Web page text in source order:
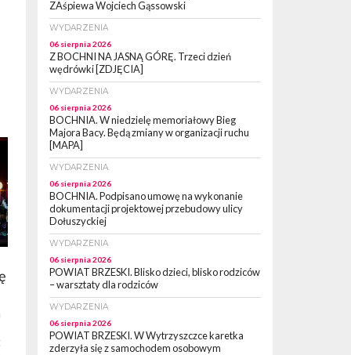
ZAśpiewa Wojciech Gąssowski
WYDARZENIA
06 sierpnia 2026
Z BOCHNI NA JASNĄ GÓRĘ. Trzeci dzień
wędrówki [ZDJĘCIA]
WYDARZENIA
06 sierpnia 2026
BOCHNIA. W niedzielę memoriałowy Bieg
Majora Bacy. Będą zmiany w organizacji ruchu
[MAPA]
WYDARZENIA
06 sierpnia 2026
BOCHNIA. Podpisano umowę na wykonanie
dokumentacji projektowej przebudowy ulicy
Dołuszyckiej
WYDARZENIA
06 sierpnia 2026
POWIAT BRZESKI. Blisko dzieci, blisko rodziców
– warsztaty dla rodziców
WYDARZENIA
06 sierpnia 2026
POWIAT BRZESKI. W Wytrzyszczce karetka
zderzyła się z samochodem osobowym